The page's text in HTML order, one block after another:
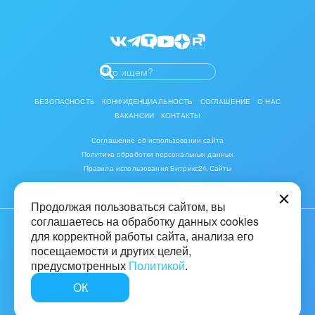
Разработчикам приложений
БЕЗОПАСНОСТЬ КОНФИДЕНЦИАЛЬНОСТЬ СОГЛАШЕНИЕ
О НАС
ВАКАНСИИ
КОНТАКТЫ
Соглашение об использовании сайта
Политика обработки персональных данных
Правила использования Битрикс24.Сайты
© 2001-2026 «Битрикс», «1С-Битрикс». Работает на «1С-Битрикс:
16+
Быстро с 1С-Битрикс
Продолжая пользоваться сайтом, вы
соглашаетесь на обработку данных cookies
для корректной работы сайта, анализа его
посещаемости и других целей,
предусмотренных Политикой.
ОК